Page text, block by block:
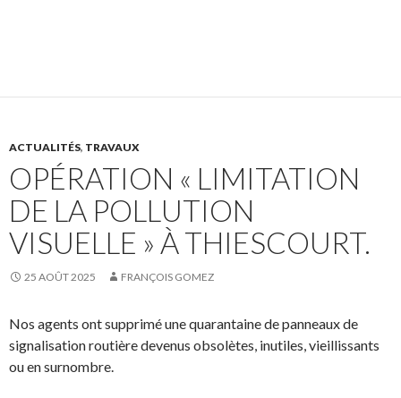
ACTUALITÉS, TRAVAUX
OPÉRATION « LIMITATION
DE LA POLLUTION
VISUELLE » À THIESCOURT.
25 AOÛT 2025 FRANÇOIS GOMEZ
Nos agents ont supprimé une quarantaine de panneaux de
signalisation routière devenus obsolètes, inutiles, vieillissants
ou en surnombre.